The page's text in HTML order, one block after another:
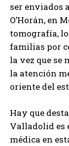
ser enviados
O’Horán, en
tomografía,
familias por
la vez que se
la atención
oriente del
Hay que
Valladolid es
médica en